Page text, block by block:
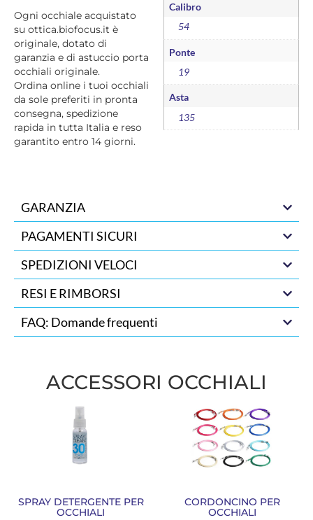
Ogni occhiale acquistato
su ottica.biofocus.it è
originale, dotato di
garanzia e di astuccio porta
occhiali originale.
Ordina online i tuoi occhiali
da sole preferiti in pronta
consegna, spedizione
rapida in tutta Italia e reso
garantito entro 14 giorni.
Calibro
54
Ponte
19
Asta
135
GARANZIA
PAGAMENTI SICURI
SPEDIZIONI VELOCI
RESI E RIMBORSI
FAQ: Domande frequenti
ACCESSORI OCCHIALI
SPRAY DETERGENTE PER
OCCHIALI
CORDONCINO PER
OCCHIALI